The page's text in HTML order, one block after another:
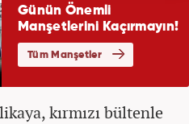
kırmızı bültenle